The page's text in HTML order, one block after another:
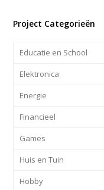
Project Categorieën
Educatie en School
Elektronica
Energie
Financieel
Games
Huis en Tuin
Hobby